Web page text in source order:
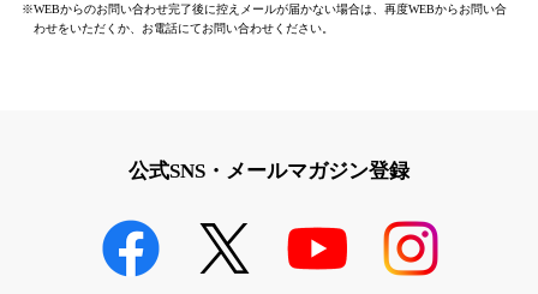
※WEBからのお問い合わせ完了後に控えメールが届かない場合は、再度WEBからお問い合
わせをいただくか、お電話にてお問い合わせください。
公式SNS・メールマガジン登録